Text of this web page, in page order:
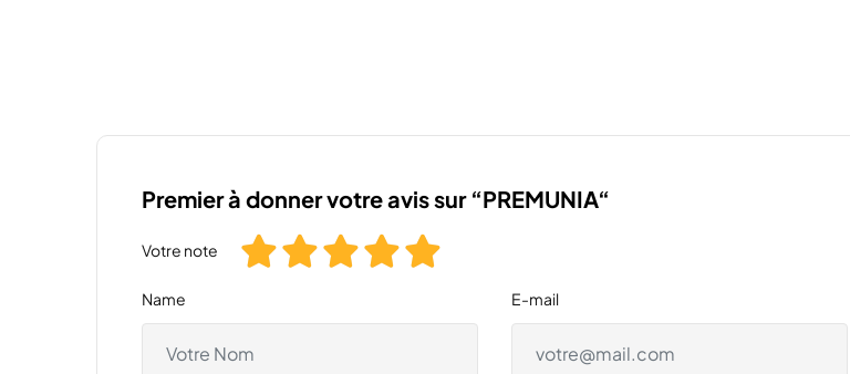
Premier à donner votre avis sur “PREMUNIA“
Votre note
Name E-mail